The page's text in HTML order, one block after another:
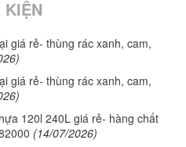
giá rẻ- thùng rác xanh, cam,
giá rẻ- thùng rác xanh, cam,
120l 240L giá rẻ- hàng chất
(14/07/2026)